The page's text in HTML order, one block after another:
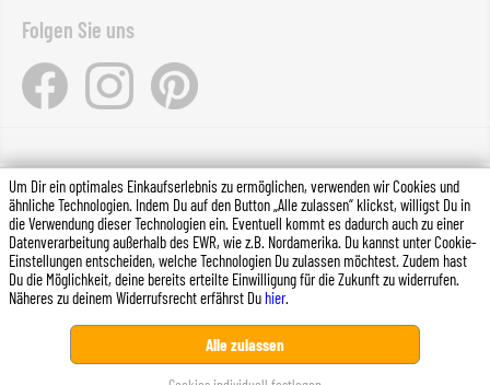
Folgen Sie uns
*Alle Preise inkl. gesetzl. Mehrwertsteuer zzgl.Versandkosten
(Ausland)und ggf. Nachnahmegebühren, wenn nicht anders
angegeben.
Diese Website verwendet Cookies, um eine bestmögliche
Erfahrung bieten zu können.Mehr Informationen ...
Um Dir ein optimales Einkaufserlebnis zu ermöglichen, verwenden wir Cookies und
ähnliche Technologien. Indem Du auf den Button „Alle zulassen“ klickst, willigst Du in
die Verwendung dieser Technologien ein. Eventuell kommt es dadurch auch zu einer
Datenverarbeitung außerhalb des EWR, wie z.B. Nordamerika. Du kannst unter Cookie-
Einstellungen entscheiden, welche Technologien Du zulassen möchtest. Zudem hast
Du die Möglichkeit, deine bereits erteilte Einwilligung für die Zukunft zu widerrufen.
Näheres zu deinem Widerrufsrecht erfährst Du hier.
Alle zulassen